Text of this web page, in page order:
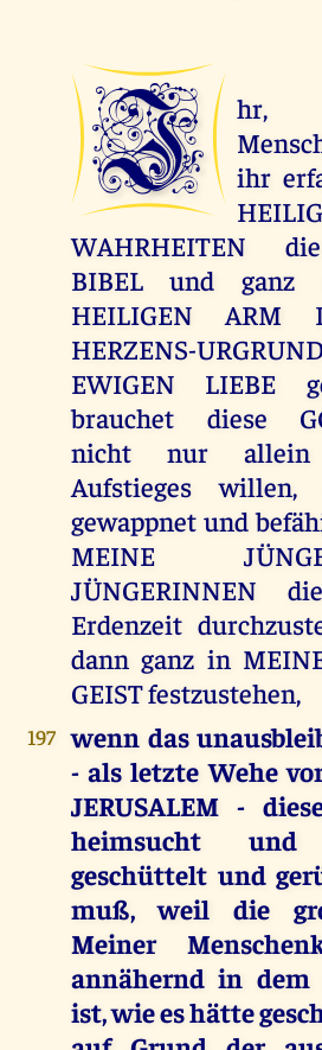
I
hr,
ihr
WAHRHEITEN
BIBEL und ganz
HEILIGEN ARM
HERZENS-
EWIGEN LIEBE
brauchet diese
nicht nur
Aufstieges willen,
gewappnet und
MEINE
JÜNGERINNEN
Erdenzeit
dann ganz in
GEIST festzustehen,
197 wenn das
- als letzte Wehe
JERUSALEM -
heimsucht
geschüttelt und
muß, weil die
Meiner
annähernd in dem
ist, wie es hätte